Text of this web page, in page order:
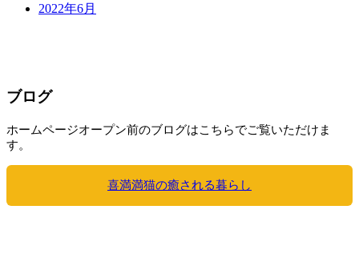
2022年6月
ブログ
ホームページオープン前のブログはこちらでご覧いただけま
す。
喜満満猫の癒される暮らし